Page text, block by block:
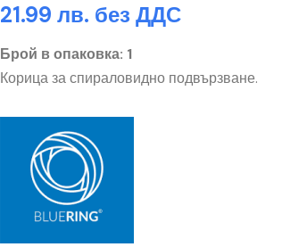
21.99 лв. без ДДС
Брой в опаковка: 1
Корица за спираловидно подвързване.